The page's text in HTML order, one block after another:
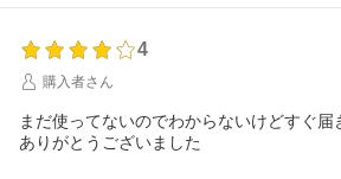
4
購入者さん
まだ使ってないのでわからないけどすぐ届
ありがとうございました